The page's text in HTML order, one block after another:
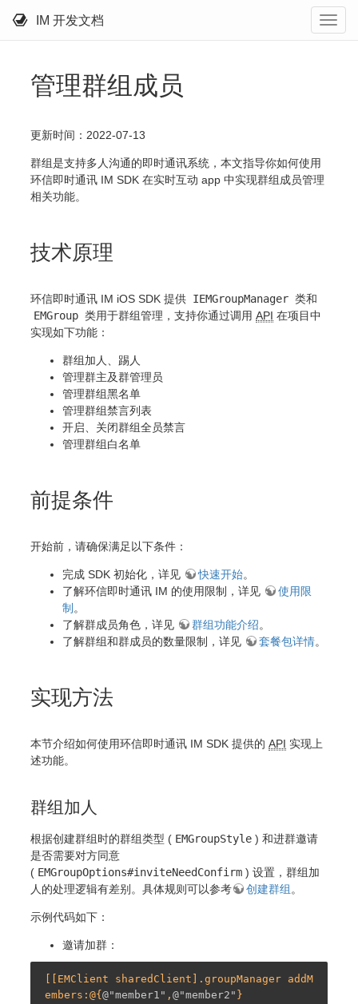
IM 开发文档
管理群组成员
更新时间：2022-07-13
群组是支持多人沟通的即时通讯系统，本文指导你如何使用
环信即时通讯 IM SDK 在实时互动 app 中实现群组成员管理
相关功能。
技术原理
环信即时通讯 IM iOS SDK 提供 IEMGroupManager 类和
EMGroup 类用于群组管理，支持你通过调用 API 在项目中
实现如下功能：
群组加人、踢人
管理群主及群管理员
管理群组黑名单
管理群组禁言列表
开启、关闭群组全员禁言
管理群组白名单
前提条件
开始前，请确保满足以下条件：
完成 SDK 初始化，详见 快速开始。
了解环信即时通讯 IM 的使用限制，详见
使用限
制 。
了解群成员角色，详见
群组功能介绍。
了解群组和群成员的数量限制，详见
套餐包详情。
实现方法
本节介绍如何使用环信即时通讯 IM SDK 提供的 API 实现上
述功能。
群组加人
根据创建群组时的群组类型 ( EMGroupStyle ) 和进群邀请
是否需要对方同意
( EMGroupOptions#inviteNeedConfirm ) 设置，群组加
人的处理逻辑有差别。具体规则可以参考
创建群组。
示例代码如下：
邀请加群：
[[EMClient sharedClient].groupManager addM
embers:@{ @"member1" , @"member2" }